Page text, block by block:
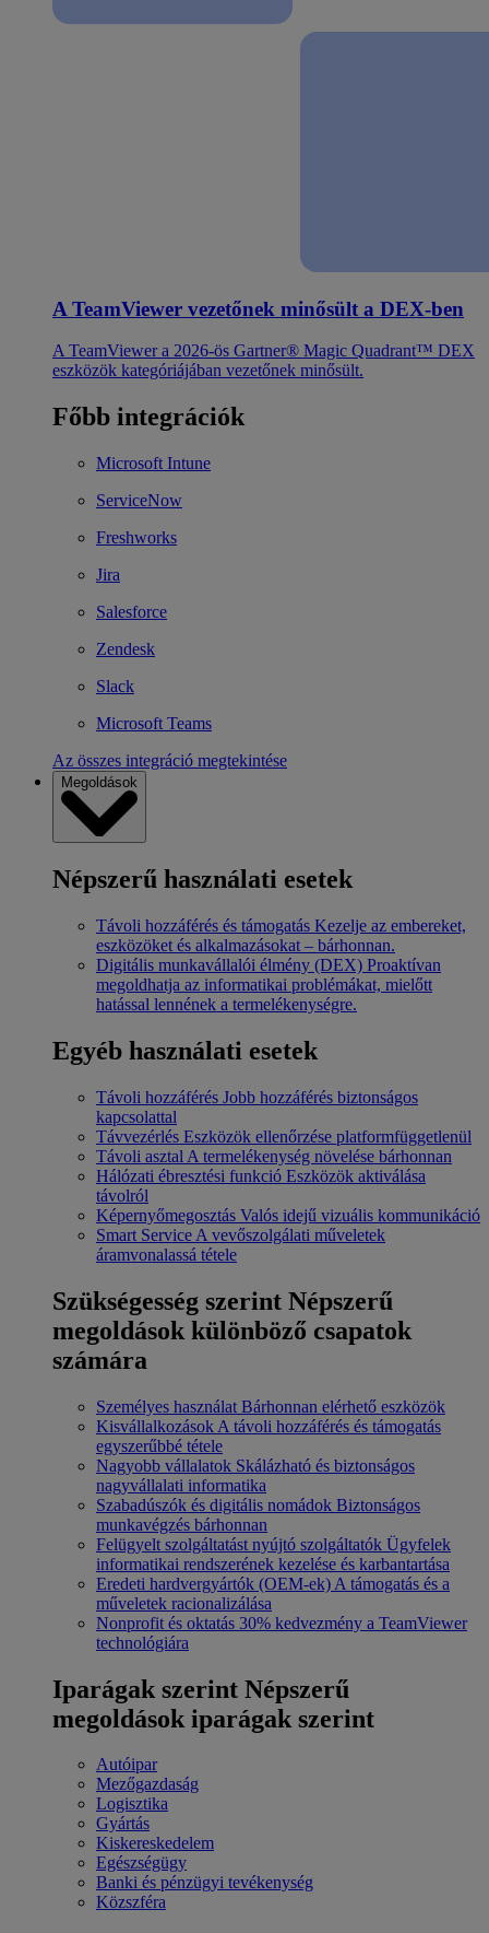
A TeamViewer vezetőnek minősült a DEX-ben
A TeamViewer a 2026-ös Gartner® Magic Quadrant™ DEX
eszközök kategóriájában vezetőnek minősült.
Főbb integrációk
Microsoft Intune
ServiceNow
Freshworks
Jira
Salesforce
Zendesk
Slack
Microsoft Teams
Az összes integráció megtekintése
Megoldások
Népszerű használati esetek
Távoli hozzáférés és támogatás Kezelje az embereket,
eszközöket és alkalmazásokat – bárhonnan.
Digitális munkavállalói élmény (DEX) Proaktívan
megoldhatja az informatikai problémákat, mielőtt
hatással lennének a termelékenységre.
Egyéb használati esetek
Távoli hozzáférés Jobb hozzáférés biztonságos
kapcsolattal
Távvezérlés Eszközök ellenőrzése platformfüggetlenül
Távoli asztal A termelékenység növelése bárhonnan
Hálózati ébresztési funkció Eszközök aktiválása
távolról
Képernyőmegosztás Valós idejű vizuális kommunikáció
Smart Service A vevőszolgálati műveletek
áramvonalassá tétele
Szükségesség szerint Népszerű
megoldások különböző csapatok
számára
Személyes használat Bárhonnan elérhető eszközök
Kisvállalkozások A távoli hozzáférés és támogatás
egyszerűbbé tétele
Nagyobb vállalatok Skálázható és biztonságos
nagyvállalati informatika
Szabadúszók és digitális nomádok Biztonságos
munkavégzés bárhonnan
Felügyelt szolgáltatást nyújtó szolgáltatók Ügyfelek
informatikai rendszerének kezelése és karbantartása
Eredeti hardvergyártók (OEM-ek) A támogatás és a
műveletek racionalizálása
Nonprofit és oktatás 30% kedvezmény a TeamViewer
technológiára
Iparágak szerint Népszerű
megoldások iparágak szerint
Autóipar
Mezőgazdaság
Logisztika
Gyártás
Kiskereskedelem
Egészségügy
Banki és pénzügyi tevékenység
Közszféra